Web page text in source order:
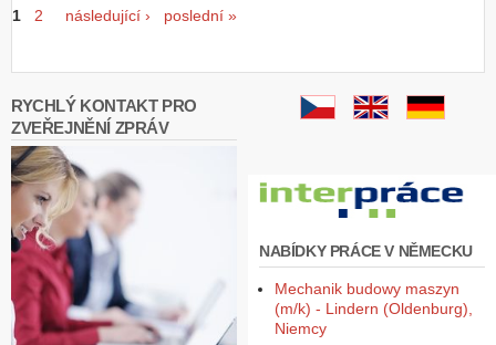
Stránky
1 2 následující › poslední »
RYCHLÝ KONTAKT PRO
ZVEŘEJNĚNÍ ZPRÁV
NABÍDKY PRÁCE V NĚMECKU
Mechanik budowy maszyn
(m/k) - Lindern (Oldenburg),
Niemcy